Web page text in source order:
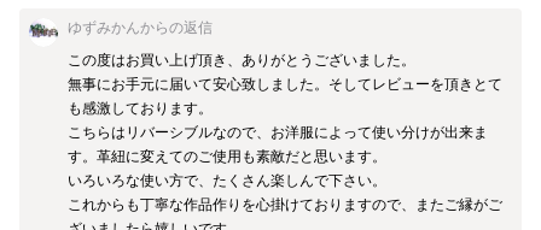
ゆずみかんからの返信
この度はお買い上げ頂き、ありがとうございました。
無事にお手元に届いて安心致しました。そしてレビューを頂きとて
も感激しております。
こちらはリバーシブルなので、お洋服によって使い分けが出来ま
す。革紐に変えてのご使用も素敵だと思います。
いろいろな使い方で、たくさん楽しんで下さい。
これからも丁寧な作品作りを心掛けておりますので、またご縁がご